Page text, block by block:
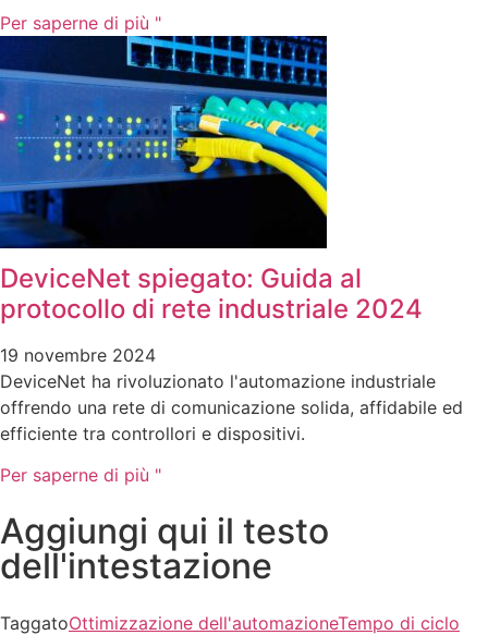
Per saperne di più "
DeviceNet spiegato: Guida al
protocollo di rete industriale 2024
19 novembre 2024
DeviceNet ha rivoluzionato l'automazione industriale
offrendo una rete di comunicazione solida, affidabile ed
efficiente tra controllori e dispositivi.
Per saperne di più "
Aggiungi qui il testo
dell'intestazione
TaggatoOttimizzazione dell'automazioneTempo di ciclo